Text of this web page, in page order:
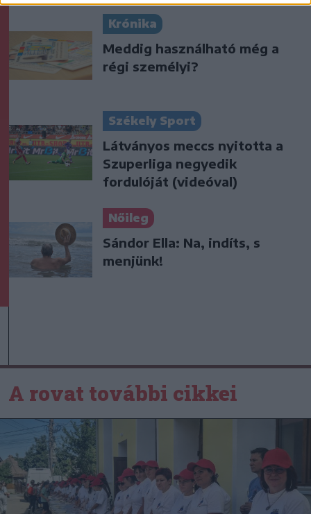
Krónika
Meddig használható még a
régi személyi?
Székely Sport
Látványos meccs nyitotta a
Szuperliga negyedik
fordulóját (videóval)
Nőileg
Sándor Ella: Na, indíts, s
menjünk!
A rovat további cikkei